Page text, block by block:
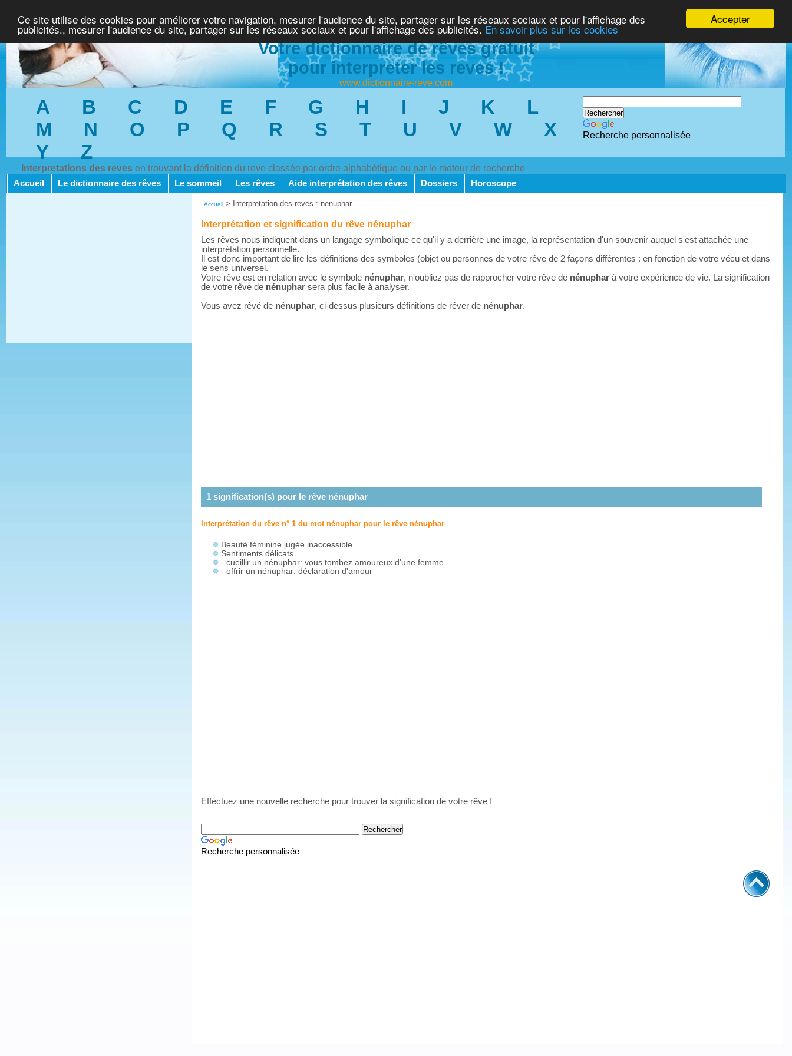
Accepter
Ce site utilise des cookies pour améliorer votre navigation, mesurer l'audience du site, partager sur les réseaux sociaux et pour l'affichage des
publicités., mesurer l'audience du site, partager sur les réseaux sociaux et pour l'affichage des publicités. En savoir plus sur les cookies
Votre dictionnaire de rêves gratuit
pour interpreter les reves !
www.dictionnaire-reve.com
A B C D E F G H I J K
L
M
N O P Q R S T U V W
X
Y
Z
Interpretations des reves en trouvant la définition du reve classée par ordre alphabétique ou par le moteur de recherche
Recherche personnalisée
Accueil Le dictionnaire des rêves Le sommeil Les rêves Aide interprétation des rêves Dossiers Horoscope
Accueil > Interpretation des reves : nenuphar
Interprétation et signification du rêve nénuphar
Les rêves nous indiquent dans un langage symbolique ce qu'il y a derrière une image, la représentation d'un souvenir auquel s'est attachée une
interprétation personnelle.
Il est donc important de lire les définitions des symboles (objet ou personnes de votre rêve de 2 façons différentes : en fonction de votre vécu et dans
le sens universel.
Votre rêve est en relation avec le symbole nénuphar, n'oubliez pas de rapprocher votre rêve de nénuphar à votre expérience de vie. La signification
de votre rêve de nénuphar sera plus facile à analyser.
Vous avez rêvé de nénuphar, ci-dessus plusieurs définitions de rêver de nénuphar.
1signification(s) pour le rêve nénuphar
Interprétation du rêve n° 1 du mot nénuphar pour le rêvenénuphar
Beauté féminine jugée inaccessible
Sentiments délicats
- cueillir un nénuphar: vous tombez amoureux d'une femme
- offrir un nénuphar: déclaration d'amour
Effectuez une nouvelle recherche pour trouver la signification de votre rêve !
Recherche personnalisée